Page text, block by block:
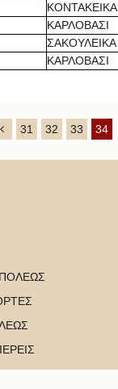
ΚΟΝΤΑΚΕΙΚΑ
ΚΑΡΛΟΒΑΣΙ
ΣΑΚΟΥΛΕΙΚΑ
ΚΑΡΛΟΒΑΣΙ
31 32 33 34